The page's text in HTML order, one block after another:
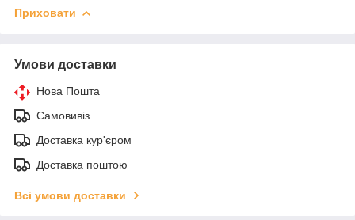
Приховати
Умови доставки
Нова Пошта
Самовивіз
Доставка кур'єром
Доставка поштою
Всі умови доставки